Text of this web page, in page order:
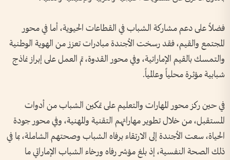
فضلاً على دعم مشاركة الشباب في القطاعات الحيوية، أما في محور
المجتمع والقيم، فقد رسخت الأجندة مبادرات تعزز من الهوية الوطنية
والتمسك بالقيم الإماراتية، وفي محور القدوة، تم العمل على إبراز نماذج
شبابية مؤثرة محلياً وعالمياً.
في حين ركز محور المهارات والتعليم على تمكين الشباب من أدوات
المستقبل، من خلال تطوير مهاراتهم التقنية والمهنية، وفي محور جودة
الحياة، سعت الأجندة إلى الارتقاء برفاه الشباب وصحتهم الشاملة، بما في
ذلك الصحة النفسية، إذ بلغ مؤشر رفاه ورخاء الشباب الإماراتي ما